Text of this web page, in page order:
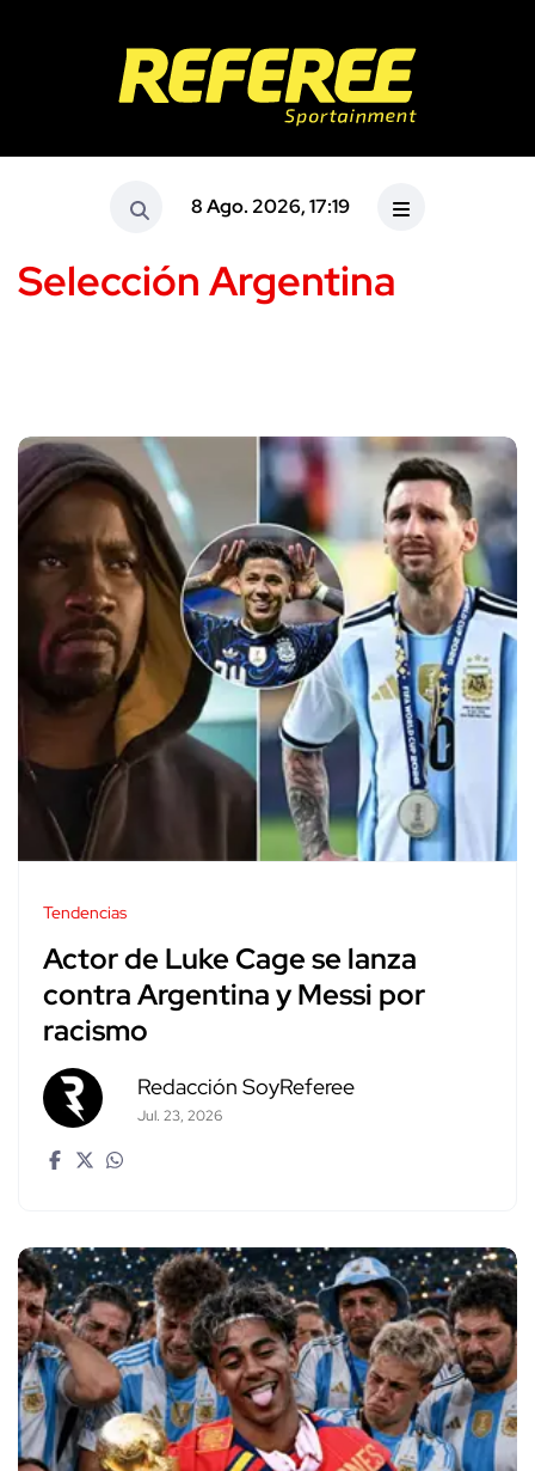
8 Ago. 2026, 17:19
Selección Argentina
Tendencias
Actor de Luke Cage se lanza
contra Argentina y Messi por
racismo
Redacción SoyReferee
Jul. 23, 2026